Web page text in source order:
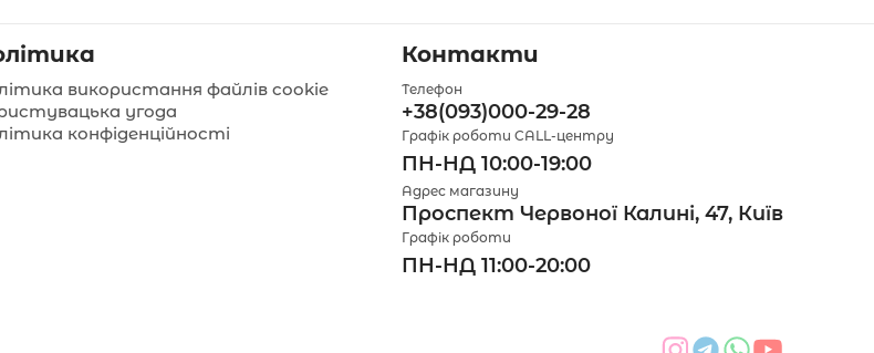
використання файлів cookie
угода
конфіденційності
Контакти
Телефон
+38(093)000-29-28
Графік роботи CALL-центру
ПН-НД 10:00-19:00
Адрес магазину
Проспект Червоної Калині, 47, Київ
Графік роботи
ПН-НД 11:00-20:00